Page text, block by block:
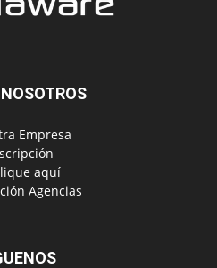
Empresa
aquí
Agencias